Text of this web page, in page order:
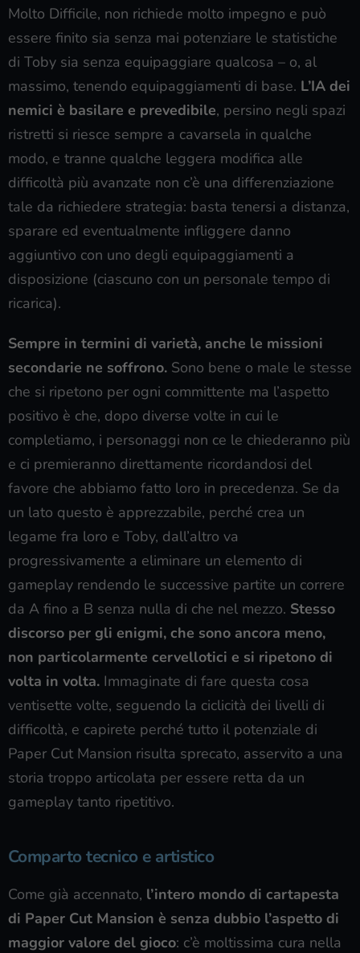
Molto Difficile, non richiede molto impegno e può
essere finito sia senza mai potenziare le statistiche
di Toby sia senza equipaggiare qualcosa – o, al
massimo, tenendo equipaggiamenti di base. L’IA dei
nemici è basilare e prevedibile, persino negli spazi
ristretti si riesce sempre a cavarsela in qualche
modo, e tranne qualche leggera modifica alle
difficoltà più avanzate non c’è una differenziazione
tale da richiedere strategia: basta tenersi a distanza,
sparare ed eventualmente infliggere danno
aggiuntivo con uno degli equipaggiamenti a
disposizione (ciascuno con un personale tempo di
ricarica).
Sempre in termini di varietà, anche le missioni
secondarie ne soffrono. Sono bene o male le stesse
che si ripetono per ogni committente ma l’aspetto
positivo è che, dopo diverse volte in cui le
completiamo, i personaggi non ce le chiederanno più
e ci premieranno direttamente ricordandosi del
favore che abbiamo fatto loro in precedenza. Se da
un lato questo è apprezzabile, perché crea un
legame fra loro e Toby, dall’altro va
progressivamente a eliminare un elemento di
gameplay rendendo le successive partite un correre
da A fino a B senza nulla di che nel mezzo. Stesso
discorso per gli enigmi, che sono ancora meno,
non particolarmente cervellotici e si ripetono di
volta in volta. Immaginate di fare questa cosa
ventisette volte, seguendo la ciclicità dei livelli di
difficoltà, e capirete perché tutto il potenziale di
Paper Cut Mansion risulta sprecato, asservito a una
storia troppo articolata per essere retta da un
gameplay tanto ripetitivo.
Comparto tecnico e artistico
Come già accennato, l’intero mondo di cartapesta
di Paper Cut Mansion è senza dubbio l’aspetto di
maggior valore del gioco: c’è moltissima cura nella